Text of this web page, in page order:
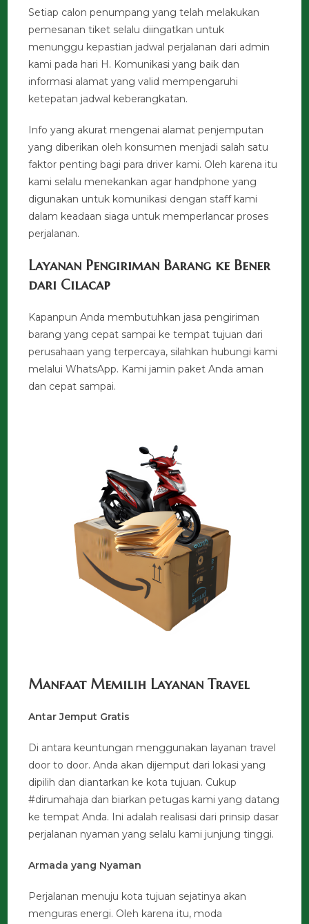
Setiap calon penumpang yang telah melakukan
pemesanan tiket selalu diingatkan untuk
menunggu kepastian jadwal perjalanan dari admin
kami pada hari H. Komunikasi yang baik dan
informasi alamat yang valid mempengaruhi
ketepatan jadwal keberangkatan.
Info yang akurat mengenai alamat penjemputan
yang diberikan oleh konsumen menjadi salah satu
faktor penting bagi para driver kami. Oleh karena itu
kami selalu menekankan agar handphone yang
digunakan untuk komunikasi dengan staff kami
dalam keadaan siaga untuk memperlancar proses
perjalanan.
Layanan Pengiriman Barang ke Bener
dari Cilacap
Kapanpun Anda membutuhkan jasa pengiriman
barang yang cepat sampai ke tempat tujuan dari
perusahaan yang terpercaya, silahkan hubungi kami
melalui WhatsApp. Kami jamin paket Anda aman
dan cepat sampai.
Manfaat Memilih Layanan Travel
Antar Jemput Gratis
Di antara keuntungan menggunakan layanan travel
door to door. Anda akan dijemput dari lokasi yang
dipilih dan diantarkan ke kota tujuan. Cukup
#dirumahaja dan biarkan petugas kami yang datang
ke tempat Anda. Ini adalah realisasi dari prinsip dasar
perjalanan nyaman yang selalu kami junjung tinggi.
Armada yang Nyaman
Perjalanan menuju kota tujuan sejatinya akan
menguras energi. Oleh karena itu, moda